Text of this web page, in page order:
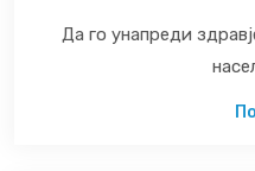
Да го унапреди